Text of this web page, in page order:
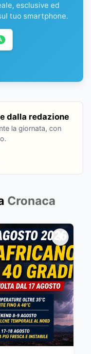
esclusive ed
tuo smartphone.
dalla redazione
la giornata, con
Cronaca